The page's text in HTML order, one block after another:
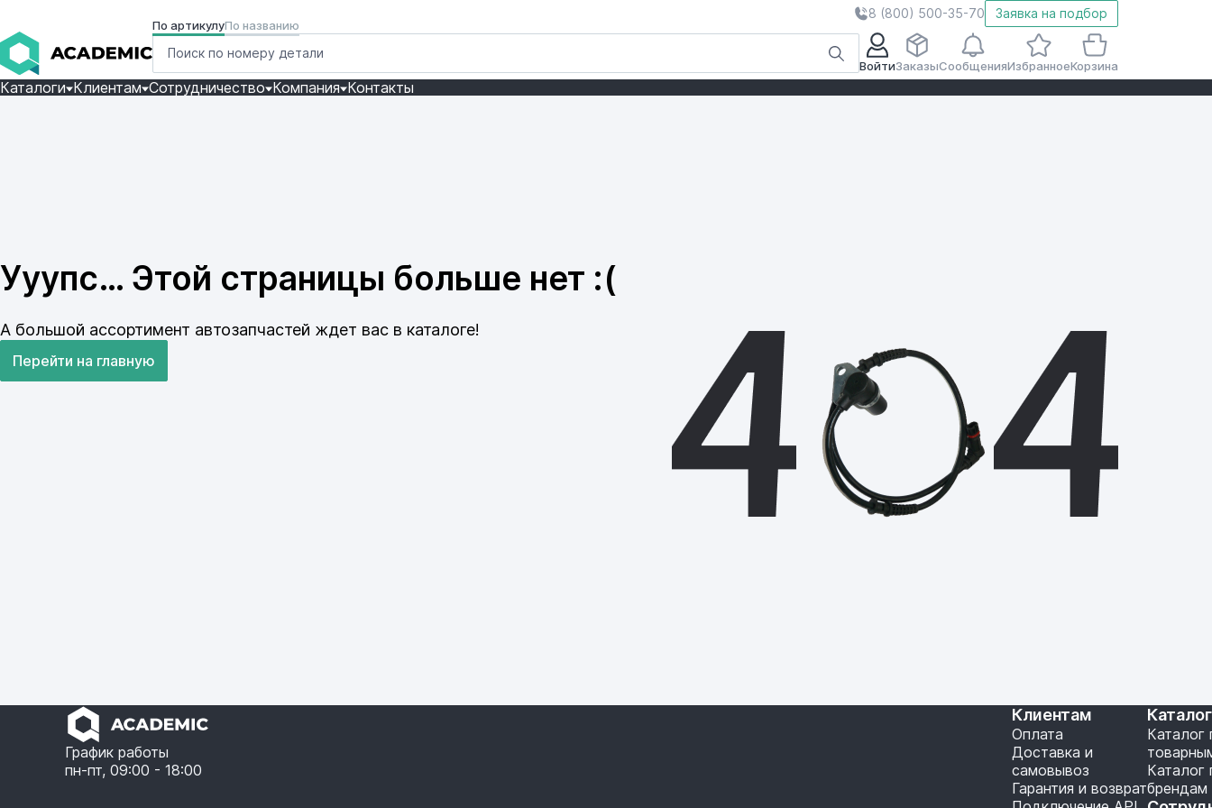
8 (800) 500-35-70 Заявка на подбор
По артикулуПо названию
ВойтиЗаказыСообщенияИзбранноеКорзина
Каталоги Клиентам Сотрудничество Компания Контакты
Ууупс… Этой страницы больше нет :(
А большой ассортимент автозапчастей ждет вас в каталоге!
Перейти на главную
График работы
пн-пт, 09:00 - 18:00
Клиентам
Оплата
Доставка и
самовывоз
Гарантия и возврат
Каталог
Каталог
брендам